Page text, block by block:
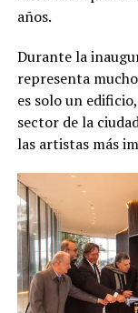
años.
Durante la
representa
es solo un
sector de la
las artistas más